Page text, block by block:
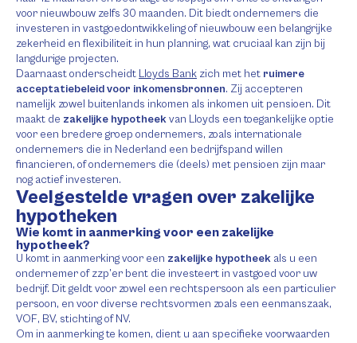
voor nieuwbouw zelfs 30 maanden. Dit biedt ondernemers die
investeren in vastgoedontwikkeling of nieuwbouw een belangrijke
zekerheid en flexibiliteit in hun planning, wat cruciaal kan zijn bij
langdurige projecten.
Daarnaast onderscheidt Lloyds Bank zich met het ruimere
acceptatiebeleid voor inkomensbronnen. Zij accepteren
namelijk zowel buitenlands inkomen als inkomen uit pensioen. Dit
maakt de zakelijke hypotheekvan Lloyds een toegankelijke optie
voor een bredere groep ondernemers, zoals internationale
ondernemers die in Nederland een bedrijfspand willen
financieren, of ondernemers die (deels) met pensioen zijn maar
nog actief investeren.
Veelgestelde vragen over zakelijke
hypotheken
Wie komt in aanmerking voor een zakelijke
hypotheek?
U komt in aanmerking voor een zakelijke hypotheek als u een
ondernemer of zzp’er bent die investeert in vastgoed voor uw
bedrijf. Dit geldt voor zowel een rechtspersoon als een particulier
persoon, en voor diverse rechtsvormen zoals een eenmanszaak,
VOF, BV, stichting of NV.
Om in aanmerking te komen, dient u aan specifieke voorwaarden